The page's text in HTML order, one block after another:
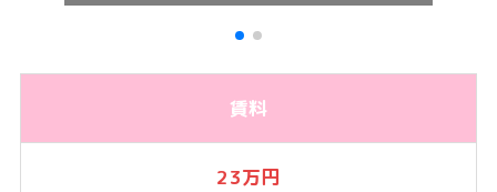
賃料
23万円